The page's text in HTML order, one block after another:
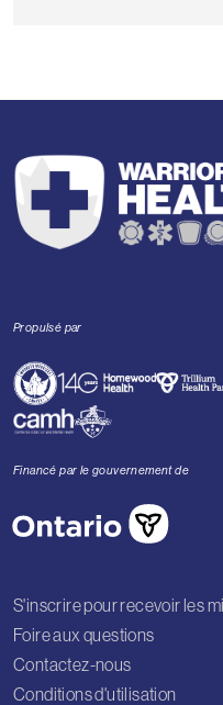
Propulsé par
Financé par le gouvernement de
S'inscrire pour recevoir les
Foire aux questions
Contactez-nous
Conditions d'utilisation